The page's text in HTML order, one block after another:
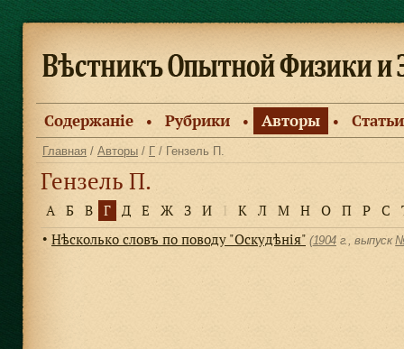
Содержанiе ● Рубрики ● Авторы ● Статьи
Главная / Авторы / Г / Гензель П.
Гензель П.
А Б В Г Д Е Ж З И І К Л М Н О П Р С
● Нѣсколько словъ по поводу "Оскудѣнiя" (1904 г., выпуск